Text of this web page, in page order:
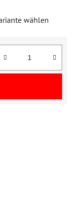
wählen